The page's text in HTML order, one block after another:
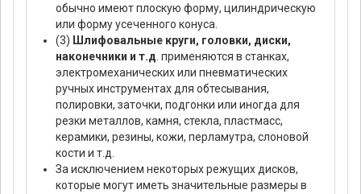
обычно имеют плоскую форму, цилиндрическую
или форму усеченного конуса.
(3) Шлифовальные круги, головки, диски,
наконечники и т.д . применяются в станках,
электромеханических или пневматических
ручных инструментах для обтесывания,
полировки, заточки, подгонки или иногда для
резки металлов, камня, стекла, пластмасс,
керамики, резины, кожи, перламутра, слоновой
кости и т.д.
За исключением некоторых режущих дисков,
которые могут иметь значительные размеры в